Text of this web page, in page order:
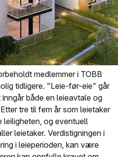
medlemmer i TOBB
tidligere. "Leie-før-eie" går
både en leieavtale og
tre til fem år som leietaker
leiligheten, og eventuell
leietaker. Verdistigningen i
i leieperioden, kan være